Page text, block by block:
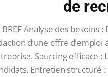
de
BREF Analyse des
d’une offre
Sourcing efficace
Entretien structuré